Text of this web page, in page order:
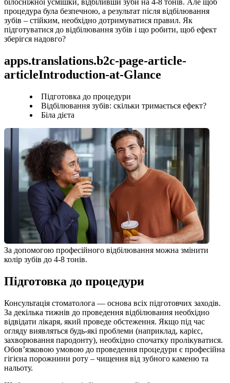
процедура була безпечною, а результат після відбілювання
зубів – стійким, необхідно дотримуватися правил. Як
підготуватися до відбілювання зубів і що робити, щоб ефект
зберігся надовго?
apps.translations.b2c-page-article-
articleIntroduction-at-Glance
Підготовка до процедури
Відбілювання зубів: скільки тримається ефект?
Біла дієта
За допомогою професійного відбілювання можна змінити
колір зубів до 4-8 тонів.
Підготовка до процедури
Консультація стоматолога — основа всіх підготовчих заходів.
За декілька тижнів до проведення відбілювання необхідно
відвідати лікаря, який проведе обстеження. Якщо під час
огляду виявляться будь-які проблеми (наприклад, карієс,
захворювання пародонту), необхідно спочатку пролікуватися.
Обов’язковою умовою до проведення процедури є професійна
гігієна порожнини роту – чищення від зубного каменю та
нальоту.